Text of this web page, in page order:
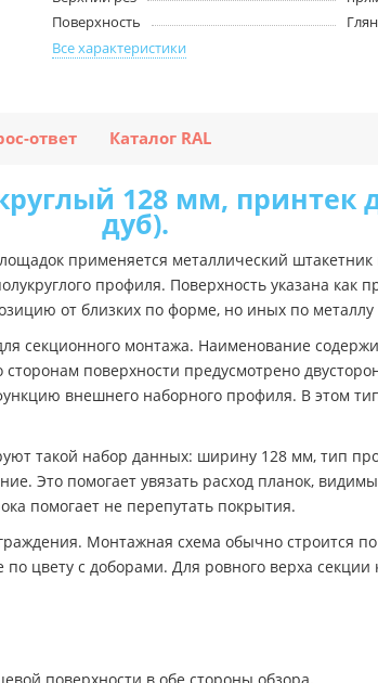
Поверхность
Все характеристики
ответ Каталог RAL
128 мм, принтек
дуб).
применяется металлический
профиля. Поверхность указана как
от близких по форме, но иных по
секционного монтажа. Наименование
поверхности предусмотрено
внешнего наборного профиля. В этом
такой набор данных: ширину 128 мм, тип
Это помогает увязать расход планок,
помогает не перепутать покрытия.
Монтажная схема обычно строится
цвету с доборами. Для ровного верха